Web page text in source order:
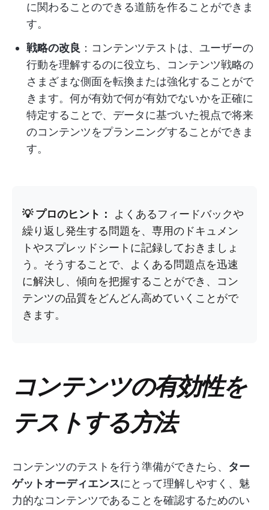
に関わることのできる道筋を作ることができま
す。
戦略の改良 ：コンテンツテストは、ユーザーの
行動を理解するのに役立ち、コンテンツ戦略の
さまざまな側面を転換または強化することがで
きます。何が有効で何が有効でないかを正確に
特定することで、データに基づいた視点で将来
のコンテンツをプランニングすることができま
す。
💡 プロのヒント：
よくあるフィードバックや
繰り返し発生する問題を、専用のドキュメン
トやスプレッドシートに記録しておきましょ
う。そうすることで、よくある問題点を迅速
に解決し、傾向を把握することができ、コン
テンツの品質をどんどん高めていくことがで
きます。
コンテンツの有効性を
テストする方法
コンテンツのテストを行う準備ができたら、 ター
ゲットオーディエンスにとって理解しやすく、魅
力的なコンテンツであることを確認するためのい